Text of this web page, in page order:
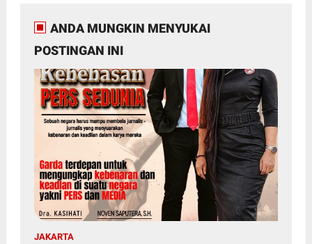
ANDA MUNGKIN MENYUKAI
POSTINGAN INI
JAKARTA